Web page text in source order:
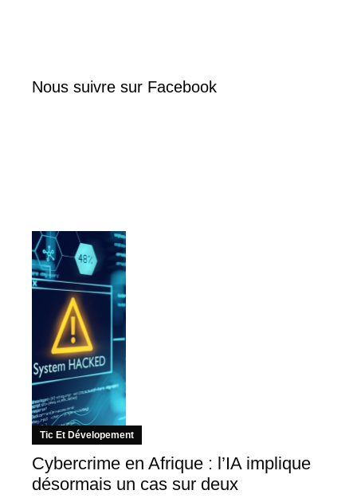
Nous suivre sur Facebook
Tic Et Dévelopement
Cybercrime en Afrique : l’IA implique
désormais un cas sur deux